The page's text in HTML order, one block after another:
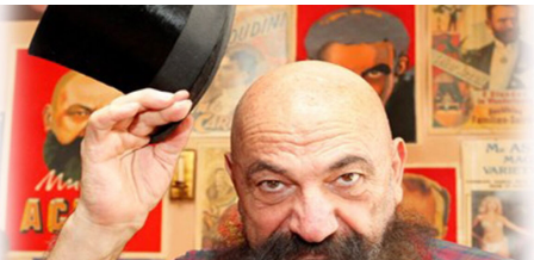
БНР
БНР Новини
Детското.БНР